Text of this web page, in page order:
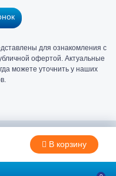
В корзину
для ознакомления с
офертой. Актуальные
можете уточнить у наших
и дистрибьютор